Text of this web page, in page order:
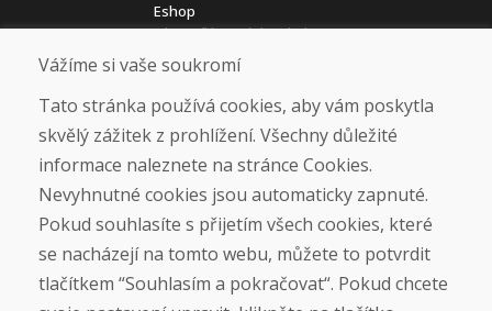
Eshop
Jak posíláme elektrokola
Obchodní podmínky
Doprava
Platba
Vrácení a výměna zboží
Ochrana osobních údajů
Cookies
Sociální sítě
Vážíme si vaše soukromí
Tato stránka používá cookies, aby vám poskytla
skvělý zážitek z prohlížení. Všechny důležité
informace naleznete na stránce Cookies.
Nevyhnutné cookies jsou automaticky zapnuté.
Pokud souhlasíte s přijetím všech cookies, které
se nacházejí na tomto webu, můžete to potvrdit
tlačítkem “Souhlasím a pokračovat“. Pokud chcete